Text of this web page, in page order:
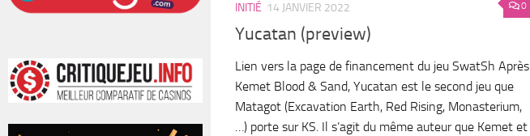
0
INITIÉ 14 JANVIER 2022
Yucatan (preview)
Lien vers la page de financement du jeu SwatSh Après
Kemet Blood & Sand, Yucatan est le second jeu que
Matagot (Excavation Earth, Red Rising, Monasterium,
…) porte sur KS. Il s’agit du même auteur que Kemet et